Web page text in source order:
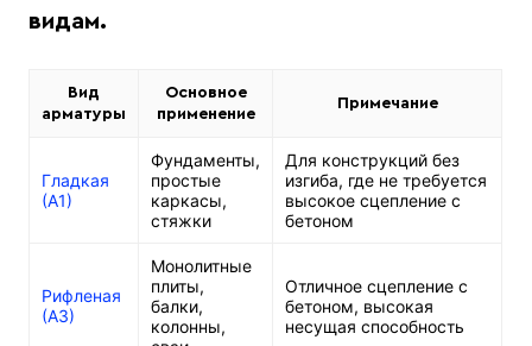
видам.
Вид
арматуры
Основное
применение
Примечание
Гладкая
(А1)
Фундаменты,
простые
каркасы,
стяжки
Для конструкций без
изгиба, где не требуется
высокое сцепление с
бетоном
Рифленая
(А3)
Монолитные
плиты,
балки,
колонны,
Отличное сцепление с
бетоном, высокая
несущая способность